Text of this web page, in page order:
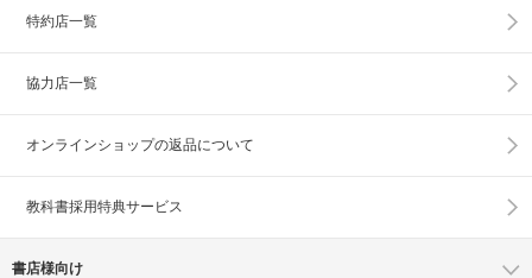
特約店一覧
協力店一覧
オンラインショップの返品について
教科書採用特典サービス
書店様向け